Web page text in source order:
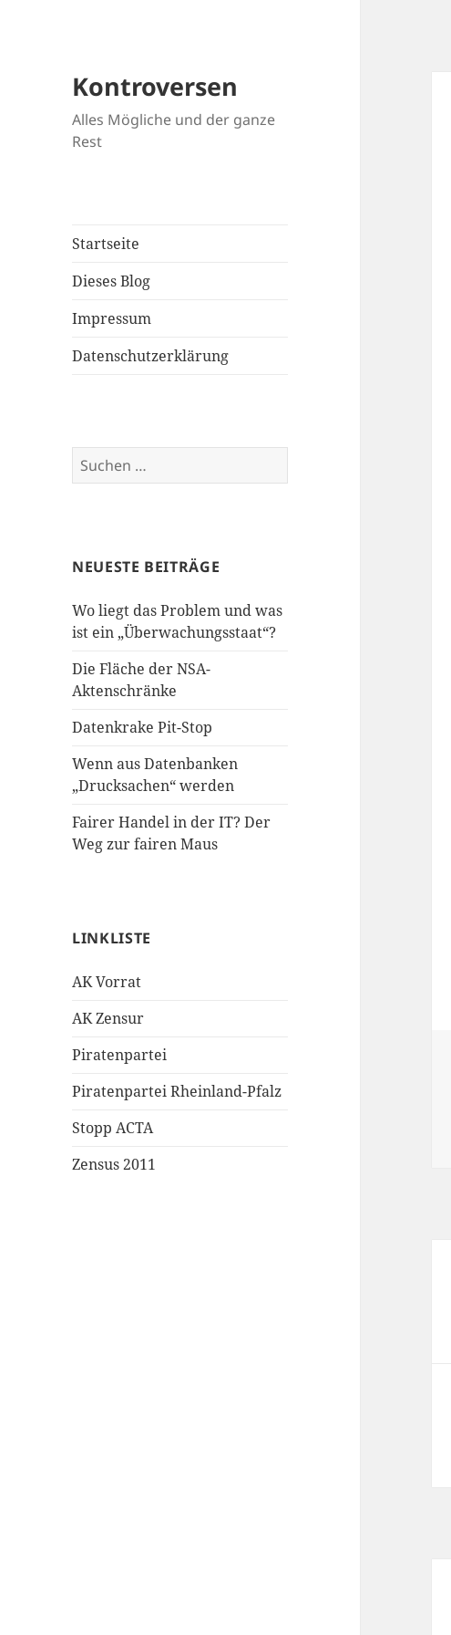
Kontroversen
Alles Mögliche und der ganze
Rest
Startseite
Dieses Blog
Impressum
Datenschutzerklärung
Suchen
nach:
NEUESTE BEITRÄGE
Wo liegt das Problem und was
ist ein „Überwachungsstaat“?
Die Fläche der NSA-
Aktenschränke
Datenkrake Pit-Stop
Wenn aus Datenbanken
„Drucksachen“ werden
Fairer Handel in der IT? Der
Weg zur fairen Maus
LINKLISTE
AK Vorrat
AK Zensur
Piratenpartei
Piratenpartei Rheinland-Pfalz
Stopp ACTA
Zensus 2011